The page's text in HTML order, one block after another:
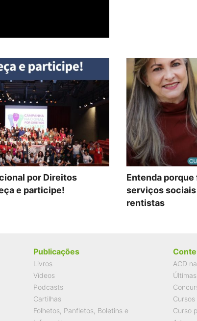
por Direitos
e participe!
Entenda
serviços sociais
rentistas
Publicações
Livros
Vídeos
Podcasts
Cartilhas
Folhetos, Panfletos, Boletins e
ACD
Cursos
Curso